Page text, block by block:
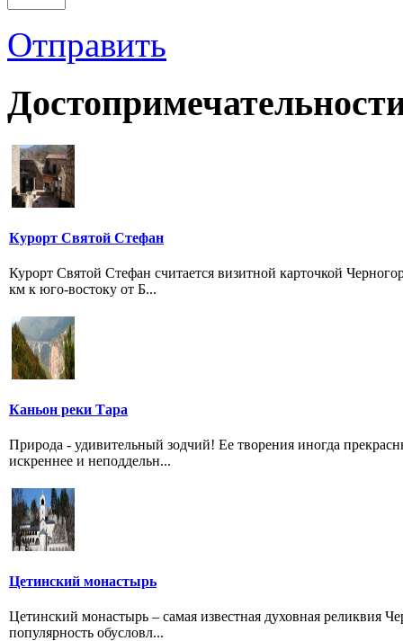
Отправить
Курорт Святой Стефан
Курорт Святой Стефан считается визитной карточкой
км к юго-востоку от Б...
Каньон реки Тара
Природа - удивительный зодчий! Ее творения иногда
искреннее и неподдельн...
Цетинский монастырь
Цетинский монастырь – самая известная духовная реликвия
популярность обусловл...